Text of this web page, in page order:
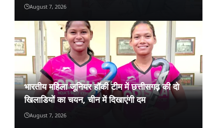
August 7, 2026
भारतीय महिला जूनियर हॉकी टीम में छत्तीसगढ़ की दो
खिलाडियों का चयन, चीन में दिखाएंगी दम
August 7, 2026